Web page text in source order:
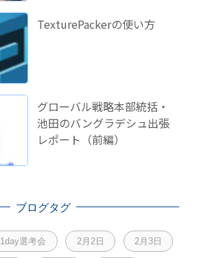
ました！
TexturePackerの使い方
グローバル戦略本部統括・
池田のバングラデシュ出張
レポート（前編）
ブログタグ
1day選考会 2月2日 2月3日